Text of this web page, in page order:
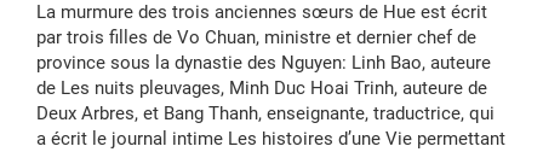
La murmure des trois anciennes sœurs de Hue est écrit
par trois filles de Vo Chuan, ministre et dernier chef de
province sous la dynastie des Nguyen: Linh Bao, auteure
de Les nuits pleuvages, Minh Duc Hoai Trinh, auteure de
Deux Arbres, et Bang Thanh, enseignante, traductrice, qui
a écrit le journal intime Les histoires d’une Vie permettant